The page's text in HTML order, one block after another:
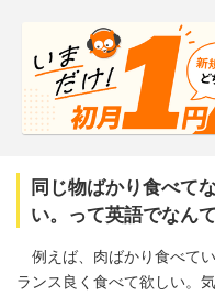
同じ物ばかり食べて
い。って英語でなん
例えば、肉ばかり食べて
ランス良く食べて欲しい。